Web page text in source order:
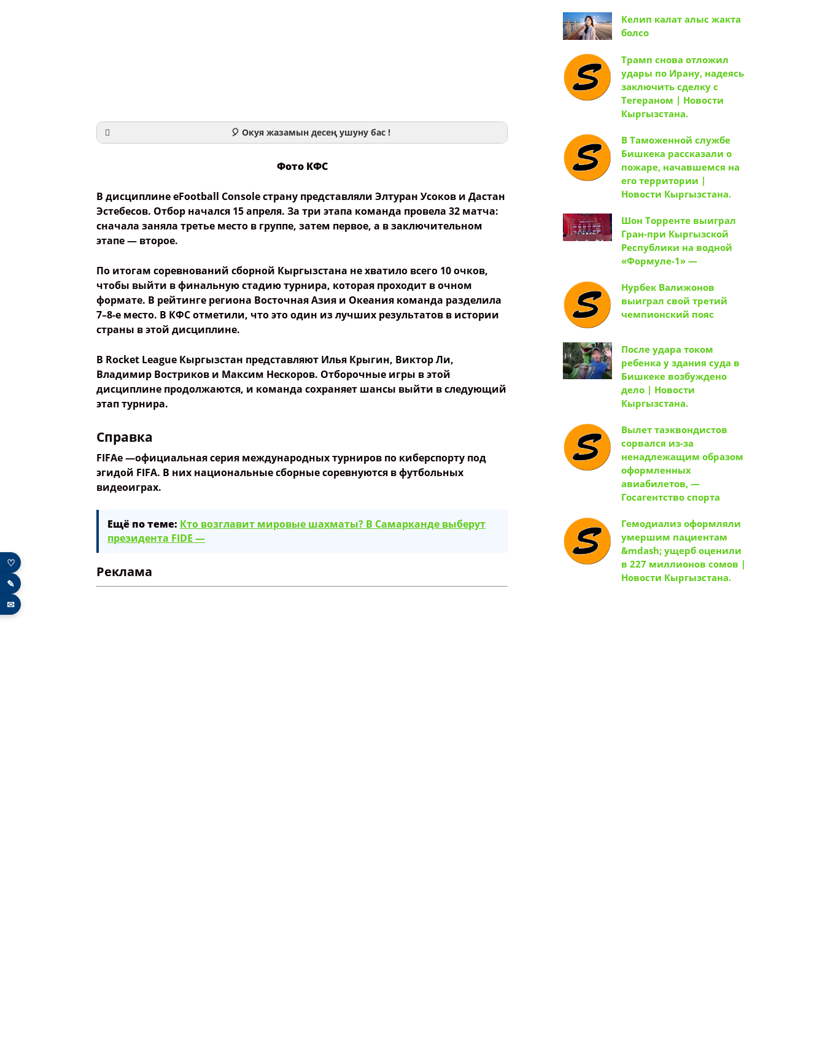
🎈 Окуя жазамын десең ушуну бас !
Ваше имя
Название сообщения
Опубликовать контент
Фото КФС
В дисциплине eFootball Console страну представляли Элтуран Усоков и Дастан
Эстебесов. Отбор начался 15 апреля. За три этапа команда провела 32 матча:
сначала заняла третье место в группе, затем первое, а в заключительном
этапе — второе.
По итогам соревнований сборной Кыргызстана не хватило всего 10 очков,
чтобы выйти в финальную стадию турнира, которая проходит в очном
формате. В рейтинге региона Восточная Азия и Океания команда разделила
7–8-е место. В КФС отметили, что это один из лучших результатов в истории
страны в этой дисциплине.
В Rocket League Кыргызстан представляют Илья Крыгин, Виктор Ли,
Владимир Востриков и Максим Нескоров. Отборочные игры в этой
дисциплине продолжаются, и команда сохраняет шансы выйти в следующий
этап турнира.
Справка
FIFAe —официальная серия международных турниров по киберспорту под
эгидой FIFA. В них национальные сборные соревнуются в футбольных
видеоиграх.
Ещё по теме: Кто возглавит мировые шахматы? В Самарканде выберут
президента FIDE —
Реклама
Келип калат алыс жакта
болсо
Трамп снова отложил
удары по Ирану, надеясь
заключить сделку с
Тегераном | Новости
Кыргызстана.
В Таможенной службе
Бишкека рассказали о
пожаре, начавшемся на
его территории |
Новости Кыргызстана.
Шон Торренте выиграл
Гран-при Кыргызской
Республики на водной
«Формуле-1» —
Нурбек Валижонов
выиграл свой третий
чемпионский пояс
После удара током
ребенка у здания суда в
Бишкеке возбуждено
дело | Новости
Кыргызстана.
Вылет таэквондистов
сорвался из-за
ненадлежащим образом
оформленных
авиабилетов, —
Госагентство спорта
Гемодиализ оформляли
умершим пациентам
&mdash; ущерб оценили
в 227 миллионов сомов |
Новости Кыргызстана.
♡
✎
✉